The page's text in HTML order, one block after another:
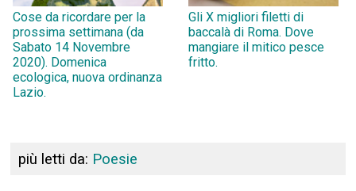
Cose da ricordare per la
prossima settimana (da
Sabato 14 Novembre
2020). Domenica
ecologica, nuova ordinanza
Lazio.
Gli X migliori filetti di
baccalà di Roma. Dove
mangiare il mitico pesce
fritto.
più letti da: Poesie